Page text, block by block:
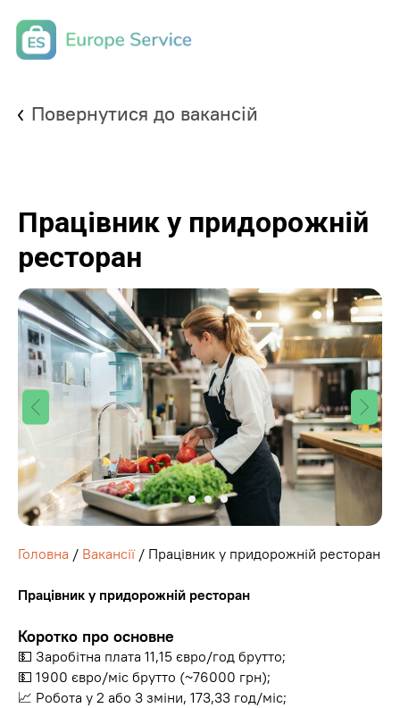
Повернутися до вакансій
Працівник у придорожній
ресторан
Головна / Вакансії/ Працівник у придорожній ресторан
Працівник у придорожній ресторан
Коротко про основне
💵 Заробітна плата 11,15 євро/год брутто;
💵 1900 євро/міс брутто (~76000 грн);
📈 Робота у 2 або 3 зміни, 173,33 год/міс;